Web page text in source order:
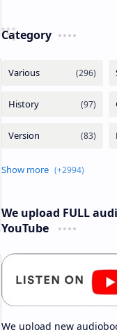
Category
We upload FULL
YouTube
We upload new